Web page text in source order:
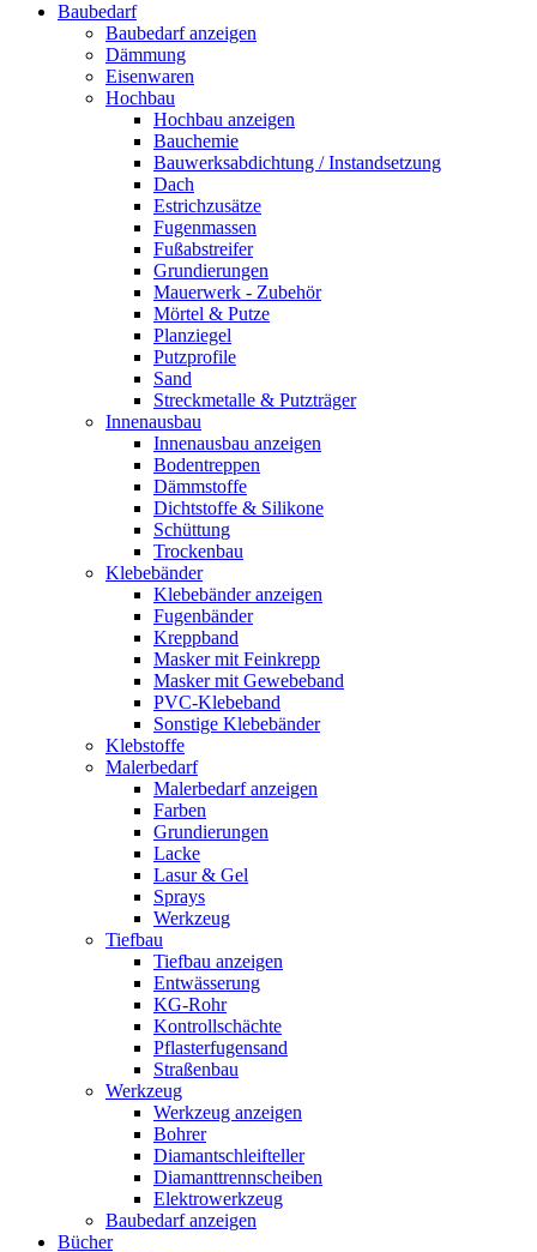
Baubedarf
Baubedarf anzeigen
Dämmung
Eisenwaren
Hochbau
Hochbau anzeigen
Bauchemie
Bauwerksabdichtung / Instandsetzung
Dach
Estrichzusätze
Fugenmassen
Fußabstreifer
Grundierungen
Mauerwerk - Zubehör
Mörtel & Putze
Planziegel
Putzprofile
Sand
Streckmetalle & Putzträger
Innenausbau
Innenausbau anzeigen
Bodentreppen
Dämmstoffe
Dichtstoffe & Silikone
Schüttung
Trockenbau
Klebebänder
Klebebänder anzeigen
Fugenbänder
Kreppband
Masker mit Feinkrepp
Masker mit Gewebeband
PVC-Klebeband
Sonstige Klebebänder
Klebstoffe
Malerbedarf
Malerbedarf anzeigen
Farben
Grundierungen
Lacke
Lasur & Gel
Sprays
Werkzeug
Tiefbau
Tiefbau anzeigen
Entwässerung
KG-Rohr
Kontrollschächte
Pflasterfugensand
Straßenbau
Werkzeug
Werkzeug anzeigen
Bohrer
Diamantschleifteller
Diamanttrennscheiben
Elektrowerkzeug
Baubedarf anzeigen
Bücher